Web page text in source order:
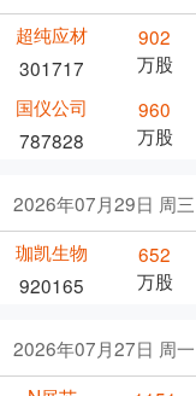
超纯应材
301717
902
万股
国仪公司
787828
960
万股
2026年07月29日 周三
珈凯生物
920165
652
万股
2026年07月27日 周一